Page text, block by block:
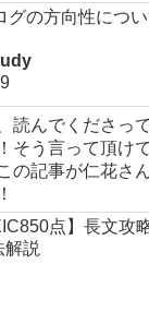
グの方向性につ
読んでくださっ
そう言って頂け
の記事が仁花さ
点】長文攻
解説